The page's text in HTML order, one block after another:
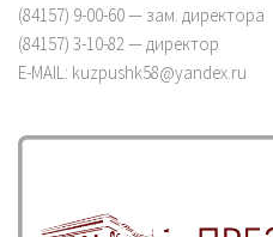
(84157) 9-00-60 — зам. директора
(84157) 3-10-82 — директор
E-MAIL: kuzpushk58@yandex.ru